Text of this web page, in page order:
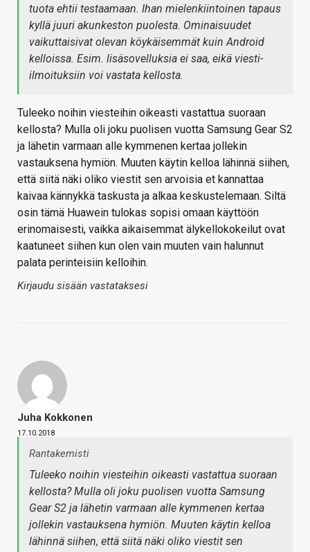
tuota ehtii testaamaan. Ihan mielenkiintoinen tapaus
kyllä juuri akunkeston puolesta. Ominaisuudet
vaikuttaisivat olevan köykäisemmät kuin Android
kelloissa. Esim. lisäsovelluksia ei saa, eikä viesti-
ilmoituksiin voi vastata kellosta.
Tuleeko noihin viesteihin oikeasti vastattua suoraan
kellosta? Mulla oli joku puolisen vuotta Samsung Gear S2
ja lähetin varmaan alle kymmenen kertaa jollekin
vastauksena hymiön. Muuten käytin kelloa lähinnä siihen,
että siitä näki oliko viestit sen arvoisia et kannattaa
kaivaa kännykkä taskusta ja alkaa keskustelemaan. Siltä
osin tämä Huawein tulokas sopisi omaan käyttöön
erinomaisesti, vaikka aikaisemmat älykellokokeilut ovat
kaatuneet siihen kun olen vain muuten vain halunnut
palata perinteisiin kelloihin.
Kirjaudu sisään vastataksesi
Juha Kokkonen
17.10.2018
Rantakemisti
Tuleeko noihin viesteihin oikeasti vastattua suoraan
kellosta? Mulla oli joku puolisen vuotta Samsung
Gear S2 ja lähetin varmaan alle kymmenen kertaa
jollekin vastauksena hymiön. Muuten käytin kelloa
lähinnä siihen, että siitä näki oliko viestit sen